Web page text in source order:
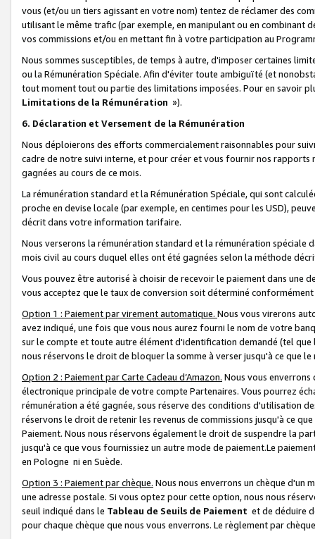
vous (et/ou un tiers agissant en votre nom) tentez de réclamer des
utilisant le même trafic (par exemple, en manipulant ou en combinant
vos commissions et/ou en mettant fin à votre participation au
Nous sommes susceptibles, de temps à autre, d'imposer certaines
ou la Rémunération Spéciale. Afin d'éviter toute ambiguïté (et
tout moment tout ou partie des limitations imposées. Pour en savoir
Limitations de la Rémunération »).
6. Déclaration et Versement de la Rémunération
Nous déploierons des efforts commercialement raisonnables pour
cadre de notre suivi interne, et pour créer et vous fournir nos
gagnées au cours de ce mois.
La rémunération standard et la Rémunération Spéciale, qui sont
proche en devise locale (par exemple, en centimes pour les USD),
décrit dans votre information tarifaire.
Nous verserons la rémunération standard et la rémunération spéciale
mois civil au cours duquel elles ont été gagnées selon la méthode
Vous pouvez être autorisé à choisir de recevoir le paiement dans une
vous acceptez que le taux de conversion soit déterminé
Option 1 : Paiement par virement automatique. Nous vous virerons
avez indiqué, une fois que vous nous aurez fourni le nom de votre
sur le compte et toute autre élément d'identification demandé (tel que
nous réservons le droit de bloquer la somme à verser jusqu'à ce que
Option 2 : Paiement par Carte Cadeau d’Amazon. Nous vous
électronique principale de votre compte Partenaires. Vous pourrez
rémunération a été gagnée, sous réserve des conditions d'utilisation
réservons le droit de retenir les revenus de commissions jusqu'à ce
Paiement. Nous nous réservons également le droit de suspendre la
jusqu'à ce que vous fournissiez un autre mode de paiement.Le
en Pologne ni en Suède.
Option 3 : Paiement par chèque. Nous nous enverrons un chèque d'un
une adresse postale. Si vous optez pour cette option, nous nous
seuil indiqué dans le Tableau de Seuils de Paiement et de déduire
pour chaque chèque que nous vous enverrons. Le règlement par